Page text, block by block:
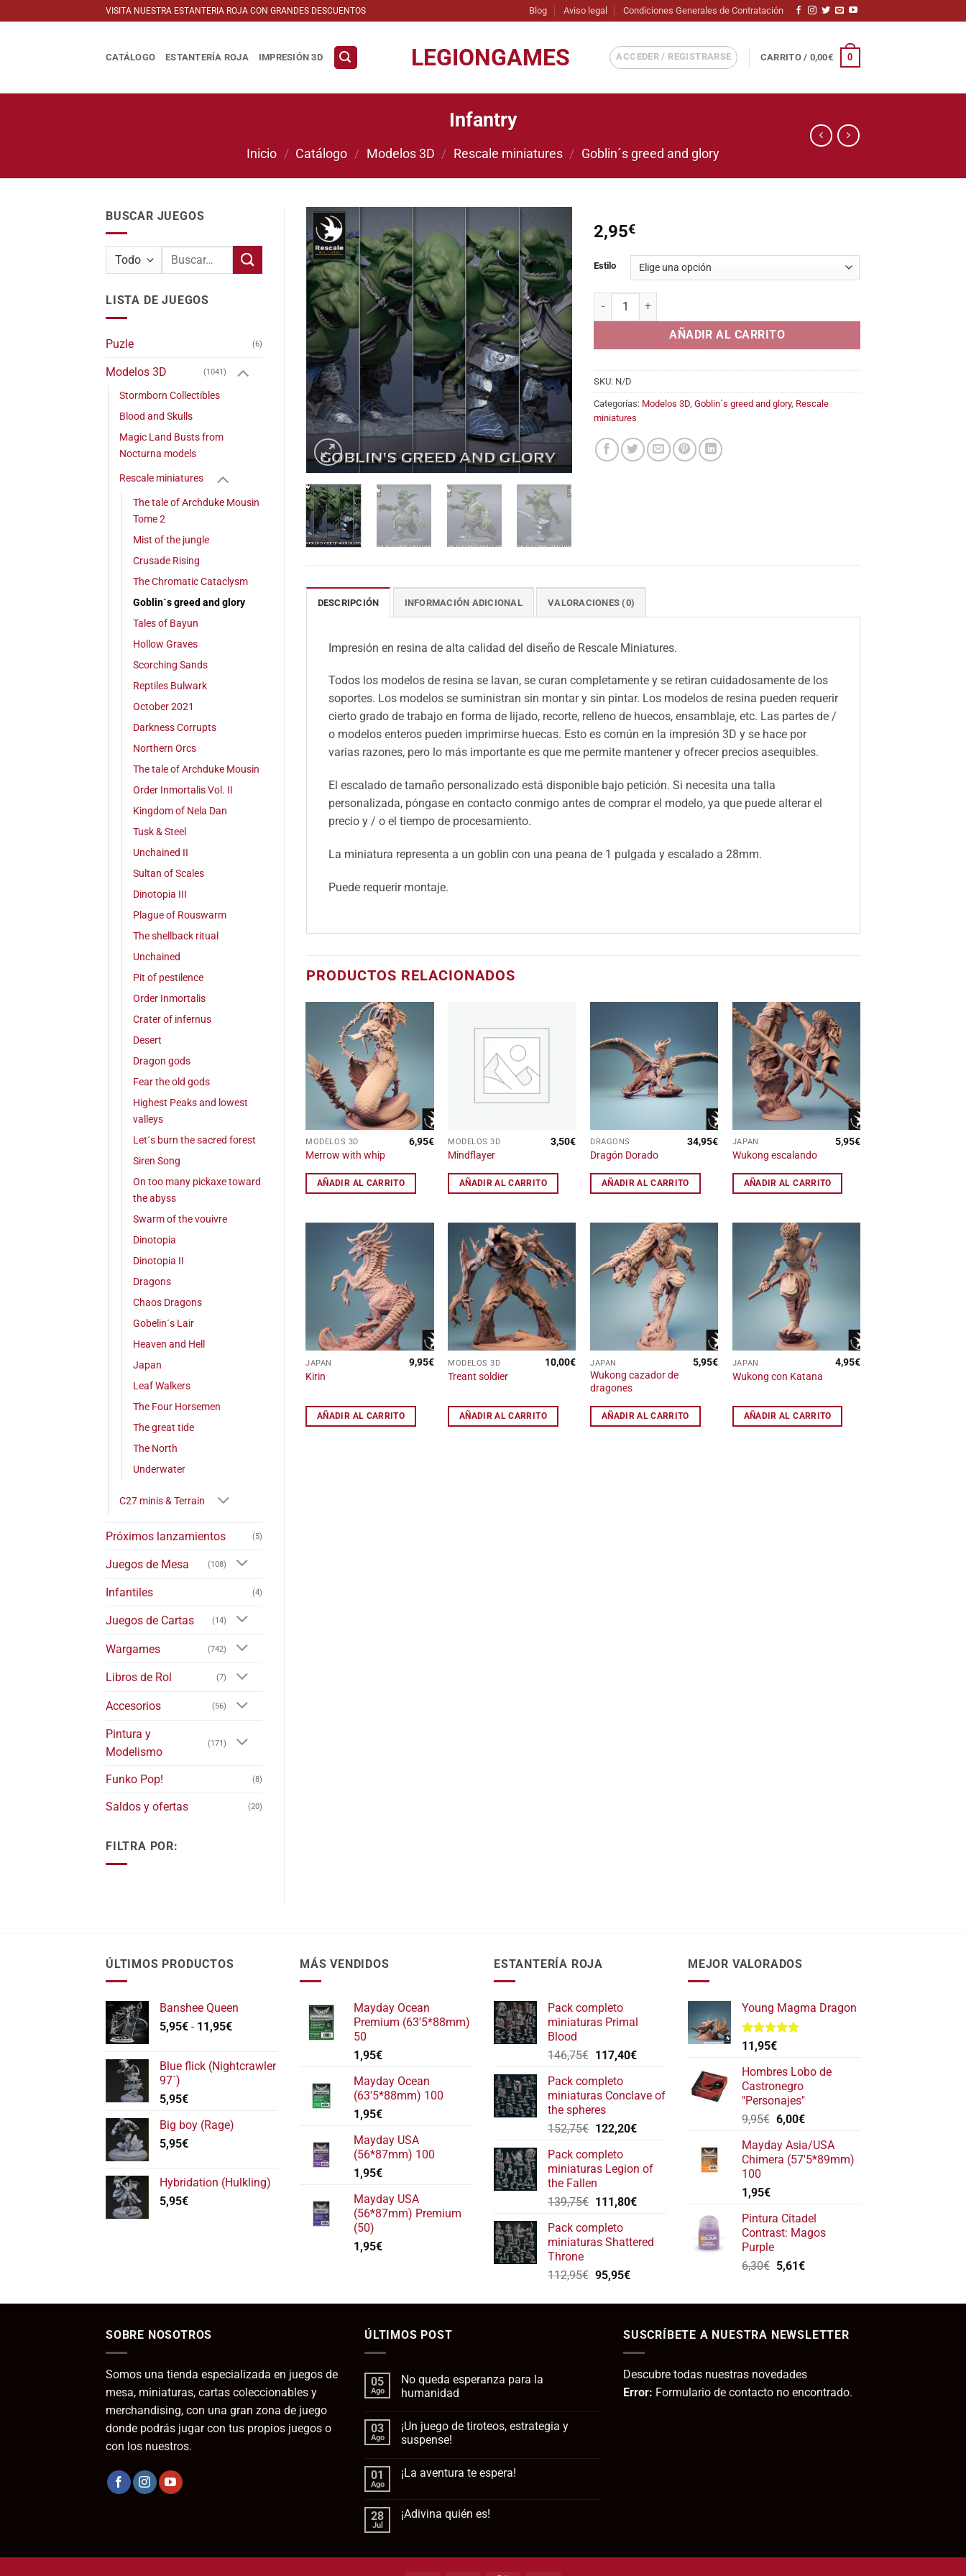
al
VISITA NUESTRA ESTANTERIA ROJA CON GRANDES DESCUENTOS Blog Aviso legal Condiciones Generales de Contratación
LEGIONGAMES
CATÁLOGO ESTANTERÍA ROJA IMPRESIÓN 3D ACCEDER / REGISTRARSE CARRITO / 0,00€ 0
Infantry
Inicio / Catálogo / Modelos 3D / Rescale miniatures / Goblin´s greed and glory
BUSCAR JUEGOS
Buscar
LISTA DE JUEGOS
Puzle (6)
Modelos 3D (1041)
Stormborn Collectibles
Blood and Skulls
Magic Land Busts from
Nocturna models
Rescale miniatures
The tale of Archduke Mousin
Tome 2
Mist of the jungle
Crusade Rising
The Chromatic Cataclysm
Goblin´s greed and glory
Tales of Bayun
Hollow Graves
Scorching Sands
Reptiles Bulwark
October 2021
Darkness Corrupts
Northern Orcs
The tale of Archduke Mousin
Order Inmortalis Vol. II
Kingdom of Nela Dan
Tusk & Steel
Unchained II
Sultan of Scales
Dinotopia III
Plague of Rouswarm
The shellback ritual
Unchained
Pit of pestilence
Order Inmortalis
Crater of infernus
Desert
Dragon gods
Fear the old gods
Highest Peaks and lowest
valleys
Let´s burn the sacred forest
Siren Song
On too many pickaxe toward
the abyss
Swarm of the vouivre
Dinotopia
Dinotopia II
Dragons
Chaos Dragons
Gobelin´s Lair
Heaven and Hell
Japan
Leaf Walkers
The Four Horsemen
The great tide
The North
Underwater
C27 minis & Terrain
Próximos lanzamientos (5)
Juegos de Mesa (108)
Infantiles (4)
Juegos de Cartas (14)
Wargames (742)
Libros de Rol (7)
Accesorios (56)
Pintura y
Modelismo
(171)
Funko Pop! (8)
Saldos y ofertas (20)
FILTRA POR:
Añadir
a la
lista de
deseos
2,95€
Estilo
Infantry cantidad
AÑADIR AL CARRITO
SKU: N/D
Categorías: Modelos 3D ,Goblin´s greed and glory, Rescale
miniatures
DESCRIPCIÓN INFORMACIÓN ADICIONAL VALORACIONES (0)
Impresión en resina de alta calidad del diseño de Rescale Miniatures.
Todos los modelos de resina se lavan, se curan completamente y se retiran cuidadosamente de los
soportes. Los modelos se suministran sin montar y sin pintar. Los modelos de resina pueden requerir
cierto grado de trabajo en forma de lijado, recorte, relleno de huecos, ensamblaje, etc. Las partes de /
o modelos enteros pueden imprimirse huecas. Esto es común en la impresión 3D y se hace por
varias razones, pero lo más importante es que me permite mantener y ofrecer precios asequibles.
El escalado de tamaño personalizado está disponible bajo petición. Si necesita una talla
personalizada, póngase en contacto conmigo antes de comprar el modelo, ya que puede alterar el
precio y / o el tiempo de procesamiento.
La miniatura representa a un goblin con una peana de 1 pulgada y escalado a 28mm.
Puede requerir montaje.
PRODUCTOS RELACIONADOS
deseos
MODELOS 3D
Merrow with whip
6,95€
AÑADIR AL CARRITO
Añadir
MODELOS 3D
Mindflayer
3,50€
AÑADIR AL CARRITO
a la
lista
DRAGONS
Dragón Dorado
34,95€
AÑADIR AL CARRITO
Añadir
a la
lista
de
deseos
JAPAN
Wukong escalando
5,95€
AÑADIR AL CARRITO
lista
de
deseos
JAPAN
Kirin
9,95€
AÑADIR AL CARRITO
Añadir
a la
lista
deseos
MODELOS 3D
Treant soldier
10,00€
AÑADIR AL CARRITO
Añadir
a la
lista
JAPAN
Wukong cazador de
dragones
5,95€
AÑADIR AL CARRITO
JAPAN
Wukong con Katana
4,95€
AÑADIR AL CARRITO
ÚLTIMOS PRODUCTOS
Banshee Queen
5,95€ - 11,95€Rango
desde
Blue flick (Nightcrawler
97´)
5,95€
Big boy (Rage)
5,95€
Hybridation (Hulkling)
5,95€
MÁS VENDIDOS
Mayday Ocean
Premium (63'5*88mm)
50
1,95€
Mayday Ocean
(63'5*88mm) 100
1,95€
Mayday USA
(56*87mm) 100
1,95€
Mayday USA
(56*87mm) Premium
(50)
1,95€
ESTANTERÍA ROJA
Pack completo
miniaturas Primal
Blood
146,75€ El
original
era:
146,75€.
117,40€El
es:
Pack completo
miniaturas Conclave of
the spheres
152,75€ El
original
era:
152,75€.
122,20€El
es:
Pack completo
miniaturas Legion of
the Fallen
139,75€ El
original
era:
111,80€El
es:
Pack completo
miniaturas Shattered
Throne
112,95€ El
original
112,95€.
95,95€El
actual
95,95€.
MEJOR VALORADOS
Young Magma Dragon
Valorado
con
de 5
11,95€
Hombres Lobo de
Castronegro
"Personajes"
9,95€ El
original
era:
6,00€El
actual
es:
Mayday Asia/USA
Chimera (57'5*89mm)
100
1,95€
Pintura Citadel
Contrast: Magos
Purple
6,30€ El
5,61€El
SOBRE NOSOTROS
Somos una tienda especializada en juegos de
mesa, miniaturas, cartas coleccionables y
merchandising, con una gran zona de juego
donde podrás jugar con tus propios juegos o
con los nuestros.
ÚLTIMOS POST
05
Ago
No queda esperanza para la
humanidad
comentarios
en
No
para
la
03
Ago
¡Un juego de tiroteos, estrategia y
suspense!
comentarios
en
de
tiroteos,
01
Ago
¡La aventura te espera!
en
28
Jul
¡Adivina quién es!
en
SUSCRÍBETE A NUESTRA NEWSLETTER
Descubre todas nuestras novedades
Error: Formulario de contacto no encontrado.